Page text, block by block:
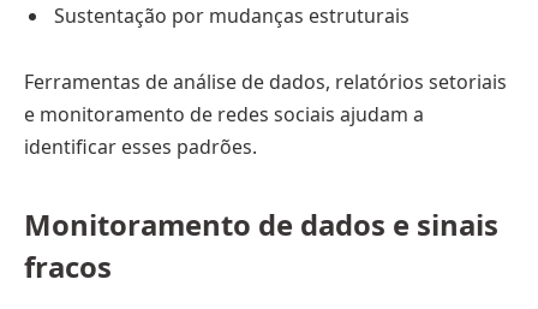
Sustentação por mudanças estruturais
Ferramentas de análise de dados, relatórios setoriais
e monitoramento de redes sociais ajudam a
identificar esses padrões.
Monitoramento de dados e sinais
fracos